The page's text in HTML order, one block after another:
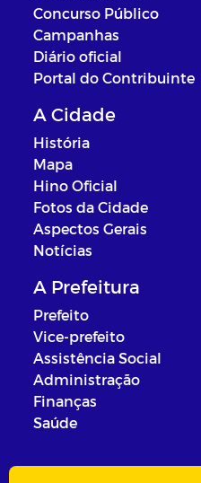
Concurso Público
Campanhas
Diário oficial
Portal do Contribuinte
A Cidade
História
Mapa
Hino Oficial
Fotos da Cidade
Aspectos Gerais
Notícias
A Prefeitura
Prefeito
Vice-prefeito
Assistência Social
Administração
Finanças
Saúde